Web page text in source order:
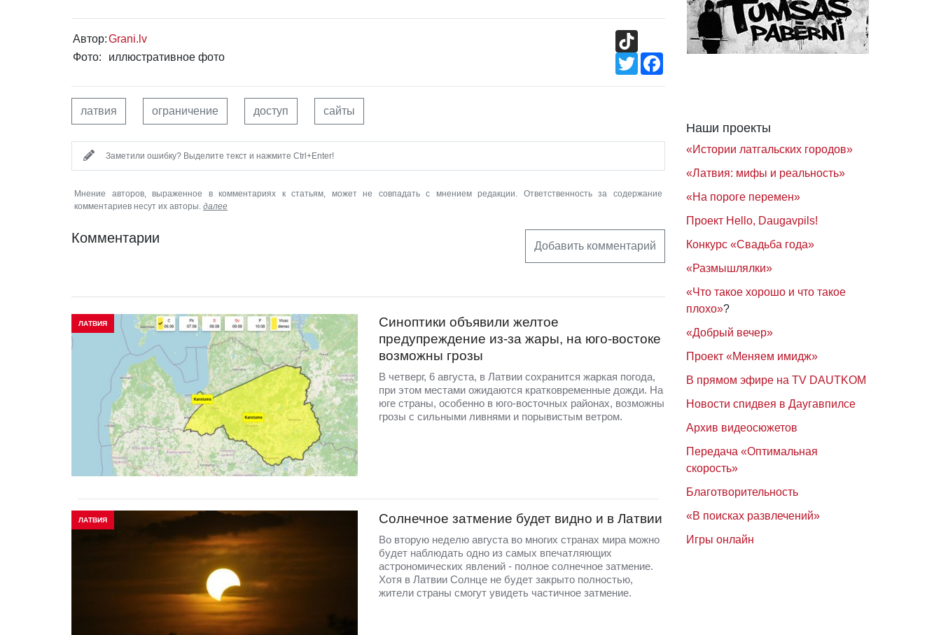
Автор:Grani.lv
Фото:
иллюстративное фото
TikTok
TwitterFacebook
латвия ограничение доступ сайты
Заметили ошибку? Выделите текст и нажмите Ctrl+Enter!
Мнение авторов, выраженное в комментариях к статьям, может не совпадать с мнением редакции. Ответственность за содержание
комментариев несут их авторы. далее
Комментарии
Добавить комментарий
ЛАТВИЯ
Синоптики объявили желтое
предупреждение из-за жары, на юго-востоке
возможны грозы
В четверг, 6 августа, в Латвии сохранится жаркая погода,
при этом местами ожидаются кратковременные дожди. На
юге страны, особенно в юго-восточных районах, возможны
грозы с сильными ливнями и порывистым ветром.
ЛАТВИЯ Солнечное затмение будет видно и в Латвии
Во вторую неделю августа во многих странах мира можно
будет наблюдать одно из самых впечатляющих
астрономических явлений - полное солнечное затмение.
Хотя в Латвии Солнце не будет закрыто полностью,
жители страны смогут увидеть частичное затмение.
Наши проекты
«Истории латгальских городов»
«Латвия: мифы и реальность»
«На пороге перемен»
Проект Hello, Daugavpils!
Конкурс «Свадьба года»
«Размышлялки»
«Что такое хорошо и что такое
плохо»?
«Добрый вечер»
Проект «Меняем имидж»
В прямом эфире на TV DAUTKOM
Новости спидвея в Даугавпилсе
Архив видеосюжетов
Передача «Оптимальная
скорость»
Благотворительность
«В поисках развлечений»
Игры онлайн